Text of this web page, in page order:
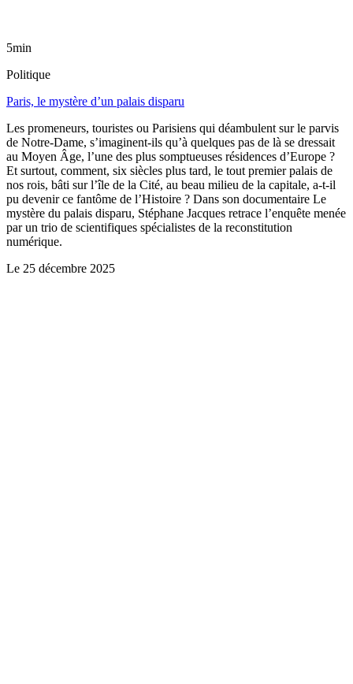
5min
Politique
Paris, le mystère d’un palais disparu
Les promeneurs, touristes ou Parisiens qui déambulent sur le parvis
de Notre-Dame, s’imaginent-ils qu’à quelques pas de là se dressait
au Moyen Âge, l’une des plus somptueuses résidences d’Europe ?
Et surtout, comment, six siècles plus tard, le tout premier palais de
nos rois, bâti sur l’île de la Cité, au beau milieu de la capitale, a-t-il
pu devenir ce fantôme de l’Histoire ? Dans son documentaire Le
mystère du palais disparu, Stéphane Jacques retrace l’enquête menée
par un trio de scientifiques spécialistes de la reconstitution
numérique.
Le 25 décembre 2025